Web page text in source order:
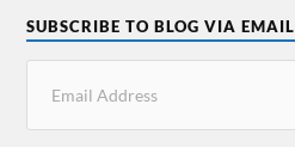
SUBSCRIBE TO BLOG VIA EMAIL